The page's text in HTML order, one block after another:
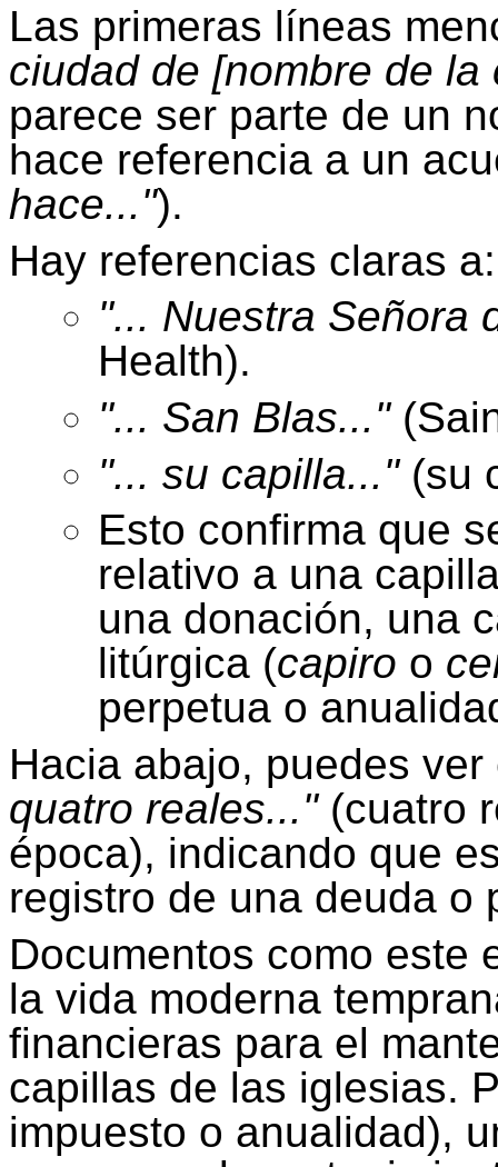
Las primeras líneas
ciudad de [nombre de la
parece ser parte de un
hace referencia a un
hace...").
Hay referencias claras a:
"... Nuestra Señora
Health).
"... San Blas..."
"... su capilla..."(su
Esto confirma que
relativo a una
una donación, una
litúrgica (capiro o
perpetua o
Hacia abajo, puedes
quatro reales..."(cuatro
época), indicando que
registro de una deuda o
Documentos como este
la vida moderna
financieras para el
capillas de las iglesias.
impuesto o anualidad),